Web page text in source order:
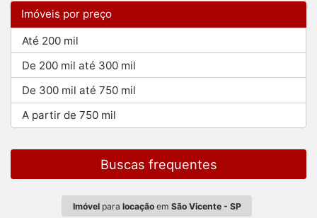
Imóveis por preço
Até 200 mil
De 200 mil até 300 mil
De 300 mil até 750 mil
A partir de 750 mil
Buscas frequentes
Imóvelpara locaçãoem São Vicente - SP